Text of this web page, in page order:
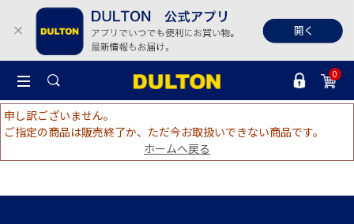
0
申し訳ございません。
ご指定の商品は販売終了か、ただ今お取扱いできない商品です。
ホームへ戻る